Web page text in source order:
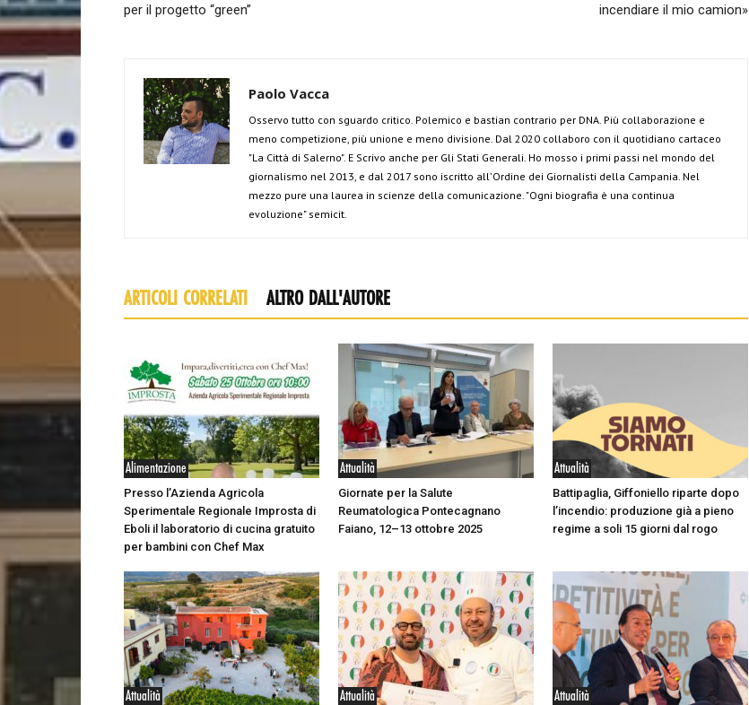
per il progetto “green”
incendiare il mio camion»
Paolo Vacca
Osservo tutto con sguardo critico. Polemico e bastian contrario per DNA. Più collaborazione e
meno competizione, più unione e meno divisione. Dal 2020 collaboro con il quotidiano cartaceo
"La Città di Salerno". E Scrivo anche per Gli Stati Generali. Ho mosso i primi passi nel mondo del
giornalismo nel 2013, e dal 2017 sono iscritto all'Ordine dei Giornalisti della Campania. Nel
mezzo pure una laurea in scienze della comunicazione. "Ogni biografia è una continua
evoluzione" semicit.
ARTICOLI CORRELATI ALTRO DALL'AUTORE
Alimentazione
Presso l’Azienda Agricola
Sperimentale Regionale Improsta di
Eboli il laboratorio di cucina gratuito
per bambini con Chef Max
Attualità
Giornate per la Salute
Reumatologica Pontecagnano
Faiano, 12–13 ottobre 2025
Attualità
Battipaglia, Giffoniello riparte dopo
l’incendio: produzione già a pieno
regime a soli 15 giorni dal rogo
Attualità Attualità Attualità